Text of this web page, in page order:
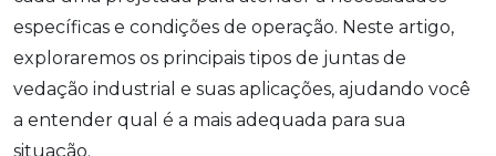
específicas e condições de operação. Neste artigo,
exploraremos os principais tipos de juntas de
vedação industrial e suas aplicações, ajudando você
a entender qual é a mais adequada para sua
situação.